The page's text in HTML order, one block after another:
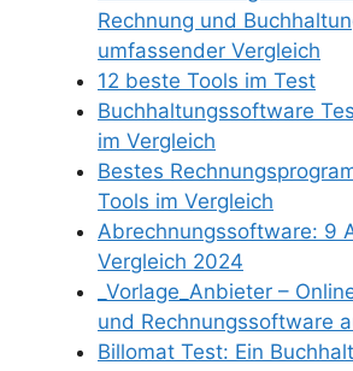
Rechnung und
umfassender Vergleich
12 beste Tools im Test
Buchhaltungssoftware
im Vergleich
Bestes
Tools im Vergleich
Abrechnungssoftware: 9
Vergleich 2024
_Vorlage_Anbieter –
und Rechnungssoftware
Billomat Test: Ein